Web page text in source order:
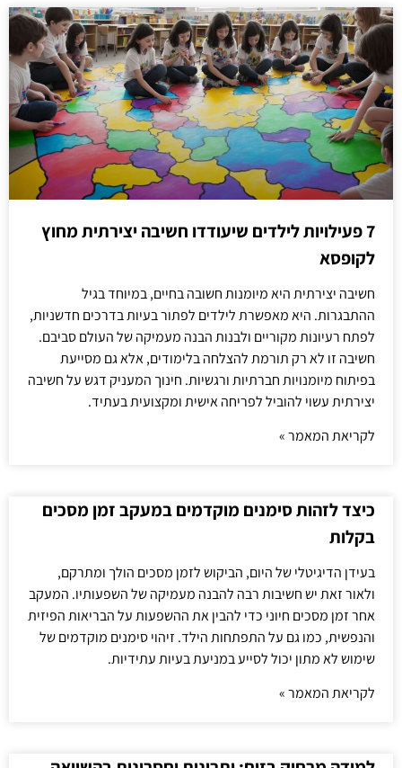
7 פעילויות לילדים שיעודדו חשיבה יצירתית מחוץ
לקופסא
חשיבה יצירתית היא מיומנות חשובה בחיים, במיוחד בגיל
ההתבגרות. היא מאפשרת לילדים לפתור בעיות בדרכים חדשניות,
לפתח רעיונות מקוריים ולבנות הבנה מעמיקה של העולם סביבם.
חשיבה זו לא רק תורמת להצלחה בלימודים, אלא גם מסייעת
בפיתוח מיומנויות חברתיות ורגשיות. חינוך המעניק דגש על חשיבה
יצירתית עשוי להוביל לפריחה אישית ומקצועית בעתיד.
לקריאת המאמר »
כיצד לזהות סימנים מוקדמים במעקב זמן מסכים
בקלות
בעידן הדיגיטלי של היום, הביקוש לזמן מסכים הולך ומתרקם,
ולאור זאת יש חשיבות רבה להבנה מעמיקה של השפעותיו. המעקב
אחר זמן מסכים חיוני כדי להבין את ההשפעות על הבריאות הפיזית
והנפשית, כמו גם על התפתחות הילד. זיהוי סימנים מוקדמים של
שימוש לא מתון יכול לסייע במניעת בעיות עתידיות.
לקריאת המאמר »